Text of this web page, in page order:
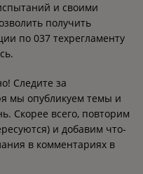
и своими
получить
по 037 техрегламенту
Следите за
мы опубликуем темы и
Скорее всего, повторим
и добавим что-
в комментариях в